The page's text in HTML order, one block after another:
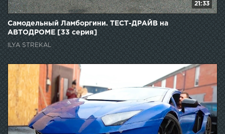
21:33
Самодельный Ламборгини. ТЕСТ-ДРАЙВ на
АВТОДРОМЕ [33 серия]
ILYA STREKAL